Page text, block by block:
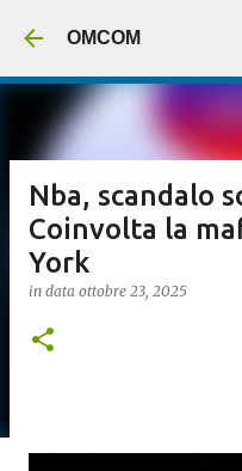
OMCOM
Nba, scandalo
Coinvolta la
York
in data ottobre 23, 2025